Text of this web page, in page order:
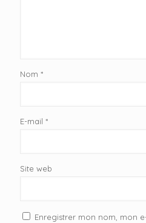
Nom *
E-mail *
Site web
Enregistrer mon nom, mon